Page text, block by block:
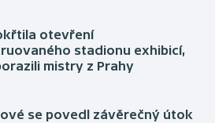
otevření
stadionu exhibicí,
mistry z Prahy
se povedl závěrečný útok